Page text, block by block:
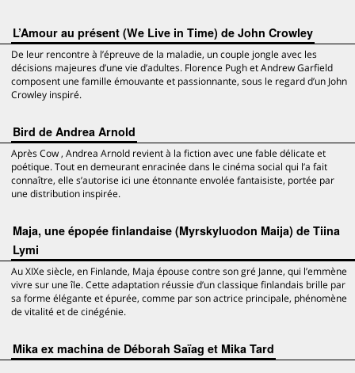
L’Amour au présent (We Live in Time) de John Crowley
De leur rencontre à l’épreuve de la maladie, un couple jongle avec les
décisions majeures d’une vie d’adultes. Florence Pugh et Andrew Garfield
composent une famille émouvante et passionnante, sous le regard d’un John
Crowley inspiré.
Bird de Andrea Arnold
Après Cow , Andrea Arnold revient à la fiction avec une fable délicate et
poétique. Tout en demeurant enracinée dans le cinéma social qui l’a fait
connaître, elle s’autorise ici une étonnante envolée fantaisiste, portée par
une distribution inspirée.
Maja, une épopée finlandaise (Myrskyluodon Maija) de Tiina
Lymi
Au XIXe siècle, en Finlande, Maja épouse contre son gré Janne, qui l’emmène
vivre sur une île. Cette adaptation réussie d’un classique finlandais brille par
sa forme élégante et épurée, comme par son actrice principale, phénomène
de vitalité et de cinégénie.
Mika ex machina de Déborah Saïag et Mika Tard